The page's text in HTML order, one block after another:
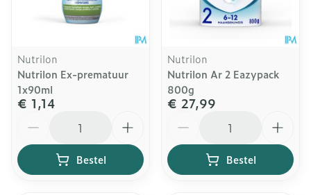
Nutrilon
Nutrilon Ex-prematuur
1x90ml
€ 1,14
Bestel
Nutrilon
Nutrilon Ar 2 Eazypack
800g
€ 27,99
Bestel